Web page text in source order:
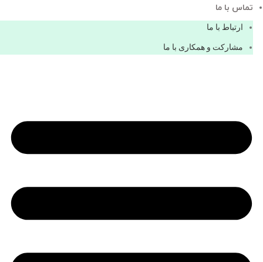
تماس با ما
ارتباط با ما
مشاركت و همكاری با ما